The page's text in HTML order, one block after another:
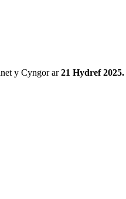
y Cyngor ar21 Hydref 2025.